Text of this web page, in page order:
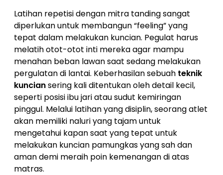
Latihan repetisi dengan mitra tanding sangat
diperlukan untuk membangun “feeling” yang
tepat dalam melakukan kuncian. Pegulat harus
melatih otot-otot inti mereka agar mampu
menahan beban lawan saat sedang melakukan
pergulatan di lantai. Keberhasilan sebuah teknik
kunciansering kali ditentukan oleh detail kecil,
seperti posisi ibu jari atau sudut kemiringan
pinggul. Melalui latihan yang disiplin, seorang atlet
akan memiliki naluri yang tajam untuk
mengetahui kapan saat yang tepat untuk
melakukan kuncian pamungkas yang sah dan
aman demi meraih poin kemenangan di atas
matras.